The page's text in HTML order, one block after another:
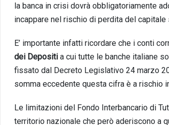
la banca in crisi dovrà obbligatoriamente
incappare nel rischio di perdita del
E’ importante infatti ricordare che i conti
dei Depositia cui tutte le banche italiane
fissato dal Decreto Legislativo 24 marzo
somma eccedente questa cifra è a rischio
Le limitazioni del Fondo Interbancario di
territorio nazionale che però aderiscono a